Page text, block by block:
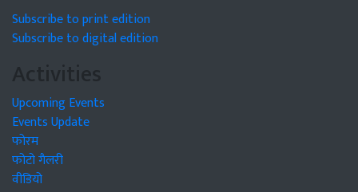
Subscribe to print edition
Subscribe to digital edition
Activities
Upcoming Events
Events Update
फोरम
फोटो गैलरी
वीडियो